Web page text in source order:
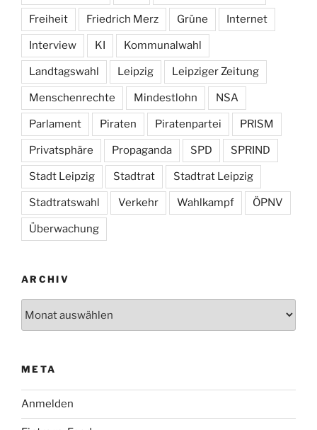
Freiheit Friedrich Merz Grüne Internet
Interview KI Kommunalwahl
Landtagswahl Leipzig Leipziger Zeitung
Menschenrechte Mindestlohn NSA
Parlament Piraten Piratenpartei PRISM
Privatsphäre Propaganda SPD SPRIND
Stadt Leipzig Stadtrat Stadtrat Leipzig
Stadtratswahl Verkehr Wahlkampf ÖPNV
Überwachung
ARCHIV
META
Anmelden